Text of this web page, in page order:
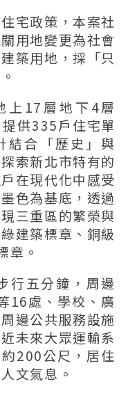
宅政策，本案社
用地變更為社會
築用地，採「只
上17層地下4層
提供335戶住宅單
結合「歷史」與
索新北市特有的
在現代化中感受
色為基底，透過
三重區的繁榮與
建築標章、銅級
章。
行五分鐘，周邊
16處、學校、廣
邊公共服務設施
未來大眾運輸系
200公尺，居住
文氣息。